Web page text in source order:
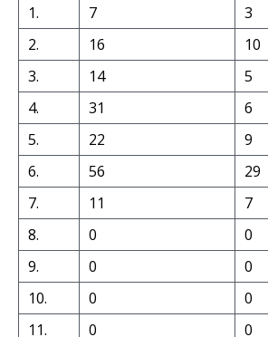
1.
7
3
2.
16
10
3.
14
5
4.
31
6
5.
22
9
6.
56
29
7.
11
7
8.
0
0
9.
0
0
10.
0
0
11.
0
0